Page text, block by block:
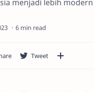
menjadi lebih
6 min read